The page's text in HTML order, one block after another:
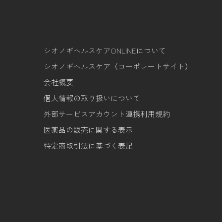
シオノギヘルスケアONLINEについて
シオノギヘルスケア（コーポレートサイト）
会社概要
個人情報の取り扱いについて
外部サービスアカウント連携利用規約
医薬品の販売に関する表示
特定商取引法に基づく表記